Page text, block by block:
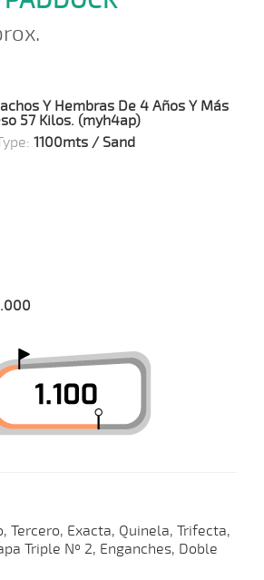
Y Hembras De 4 Años Y Más
57 Kilos. (myh4ap)
1100mts / Sand
Tercero, Exacta, Quinela, Trifecta,
Triple Nº 2, Enganches, Doble